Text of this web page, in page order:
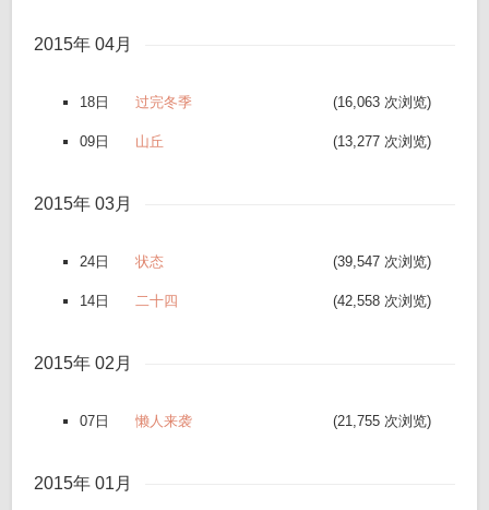
2015年 04月
18日 过完冬季 (16,063 次浏览)
09日 山丘 (13,277 次浏览)
2015年 03月
24日 状态 (39,547 次浏览)
14日 二十四 (42,558 次浏览)
2015年 02月
07日 懒人来袭 (21,755 次浏览)
2015年 01月